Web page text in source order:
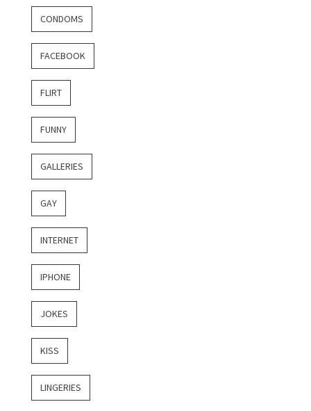
CONDOMS
FACEBOOK
FLIRT
FUNNY
GALLERIES
GAY
INTERNET
IPHONE
JOKES
KISS
LINGERIES